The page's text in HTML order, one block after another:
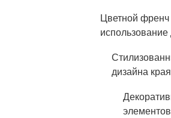
Цветной
дизайна